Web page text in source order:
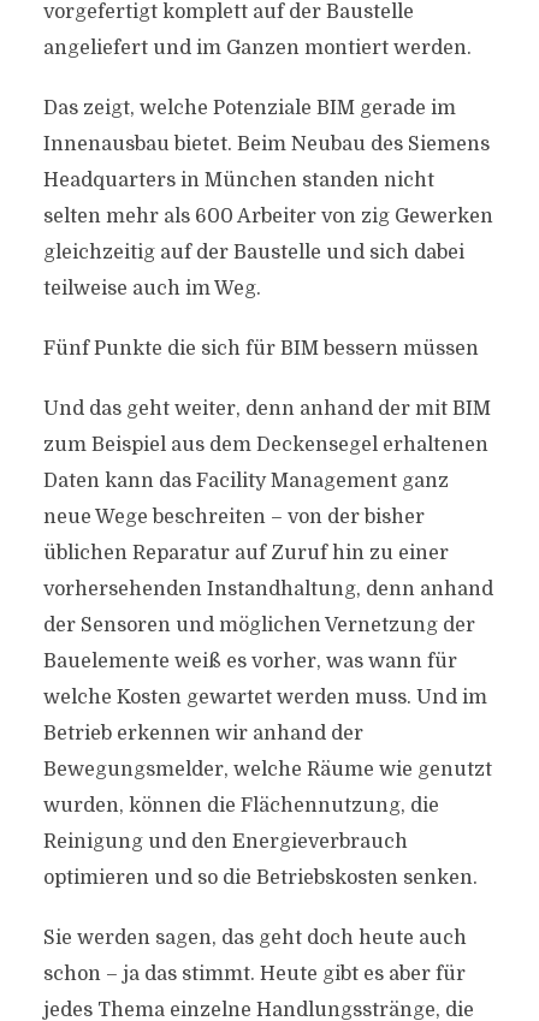
vorgefertigt komplett auf der Baustelle
angeliefert und im Ganzen montiert werden.
Das zeigt, welche Potenziale BIM gerade im
Innenausbau bietet. Beim Neubau des Siemens
Headquarters in München standen nicht
selten mehr als 600 Arbeiter von zig Gewerken
gleichzeitig auf der Baustelle und sich dabei
teilweise auch im Weg.
Fünf Punkte die sich für BIM bessern müssen
Und das geht weiter, denn anhand der mit BIM
zum Beispiel aus dem Deckensegel erhaltenen
Daten kann das Facility Management ganz
neue Wege beschreiten – von der bisher
üblichen Reparatur auf Zuruf hin zu einer
vorhersehenden Instandhaltung, denn anhand
der Sensoren und möglichen Vernetzung der
Bauelemente weiß es vorher, was wann für
welche Kosten gewartet werden muss. Und im
Betrieb erkennen wir anhand der
Bewegungsmelder, welche Räume wie genutzt
wurden, können die Flächennutzung, die
Reinigung und den Energieverbrauch
optimieren und so die Betriebskosten senken.
Sie werden sagen, das geht doch heute auch
schon – ja das stimmt. Heute gibt es aber für
jedes Thema einzelne Handlungsstränge, die